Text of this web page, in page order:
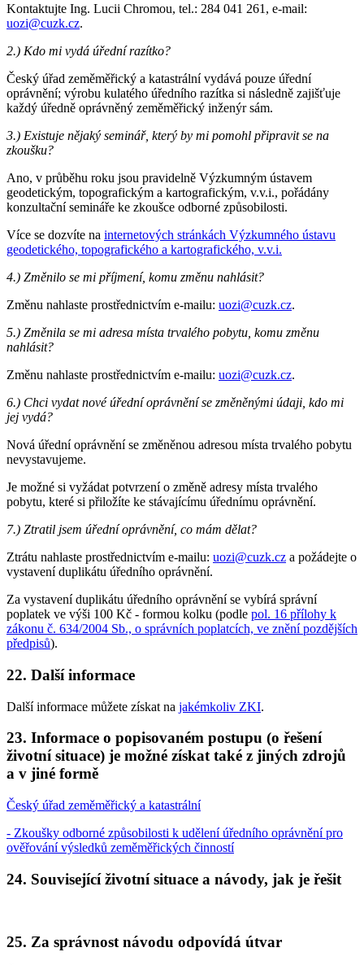
Kontaktujte Ing. Lucii Chromou, tel.: 284 041 261, e-mail:
uozi@cuzk.cz.
2.) Kdo mi vydá úřední razítko?
Český úřad zeměměřický a katastrální vydává pouze úřední
oprávnění; výrobu kulatého úředního razítka si následně zajišťuje
každý úředně oprávněný zeměměřický inženýr sám.
3.) Existuje nějaký seminář, který by mi pomohl připravit se na
zkoušku?
Ano, v průběhu roku jsou pravidelně Výzkumným ústavem
geodetickým, topografickým a kartografickým, v.v.i., pořádány
konzultační semináře ke zkoušce odborné způsobilosti.
Více se dozvíte na internetových stránkách Výzkumného ústavu
geodetického, topografického a kartografického, v.v.i.
4.) Změnilo se mi příjmení, komu změnu nahlásit?
Změnu nahlaste prostřednictvím e-mailu: uozi@cuzk.cz.
5.) Změnila se mi adresa místa trvalého pobytu, komu změnu
nahlásit?
Změnu nahlaste prostřednictvím e-mailu: uozi@cuzk.cz.
6.) Chci vydat nové úřední oprávnění se změněnými údaji, kdo mi
jej vydá?
Nová úřední oprávnění se změněnou adresou místa trvalého pobytu
nevystavujeme.
Je možné si vyžádat potvrzení o změně adresy místa trvalého
pobytu, které si přiložíte ke stávajícímu úřednímu oprávnění.
7.) Ztratil jsem úřední oprávnění, co mám dělat?
Ztrátu nahlaste prostřednictvím e-mailu: uozi@cuzk.cz a požádejte o
vystavení duplikátu úředního oprávnění.
Za vystavení duplikátu úředního oprávnění se vybírá správní
poplatek ve výši 100 Kč - formou kolku (podle pol. 16 přílohy k
zákonu č. 634/2004 Sb., o správních poplatcích, ve znění pozdějších
předpisů).
22. Další informace
Další informace můžete získat na jakémkoliv ZKI.
23. Informace o popisovaném postupu (o řešení
životní situace) je možné získat také z jiných zdrojů
a v jiné formě
Český úřad zeměměřický a katastrální
- Zkoušky odborné způsobilosti k udělení úředního oprávnění pro
ověřování výsledků zeměměřických činností
24. Související životní situace a návody, jak je řešit
25. Za správnost návodu odpovídá útvar